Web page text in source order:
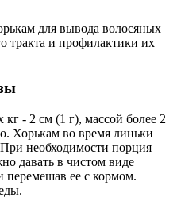
для вывода волосяных
тракта и профилактики их
- 2 см (1 г), массой более 2
Хорькам во время линьки
необходимости порция
давать в чистом виде
перемешав ее с кормом.